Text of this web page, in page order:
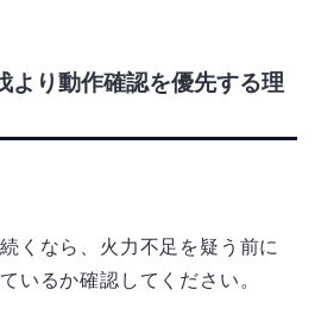
より動作確認を優先する理
くなら、火力不足を疑う前に
いるか確認してください。